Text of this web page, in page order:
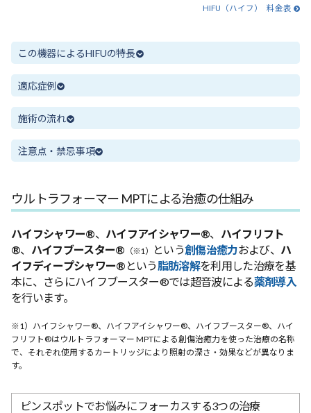
HIFU（ハイフ） 料金表
この機器によるHIFUの特長
適応症例
施術の流れ
注意点・禁忌事項
ウルトラフォーマー MPTによる治癒の仕組み
ハイフシャワー®、 ハイフアイシャワー®、 ハイフリフト
®、 ハイフブースター® （※1） という創傷治癒力および、 ハ
イフディープシャワー® という脂肪溶解を利用した治療を基
本に、さらにハイフブースター®では超音波による薬剤導入
を行います。
※1）ハイフシャワー®、ハイフアイシャワー®、ハイフブースター®、ハイ
フリフト®はウルトラフォーマー MPTによる創傷治癒力を使った治療の名称
で、それぞれ使用するカートリッジにより照射の深さ・効果などが異なりま
す。
ピンスポットでお悩みにフォーカスする3つの治療